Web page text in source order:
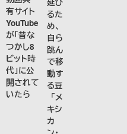
有サイト
YouTube
が「昔な
つかし8
ビット時
代」に公
開されて
いたら
るた
め、
自ら
跳ん
で移
動す
る豆
「メ
キシ
カ